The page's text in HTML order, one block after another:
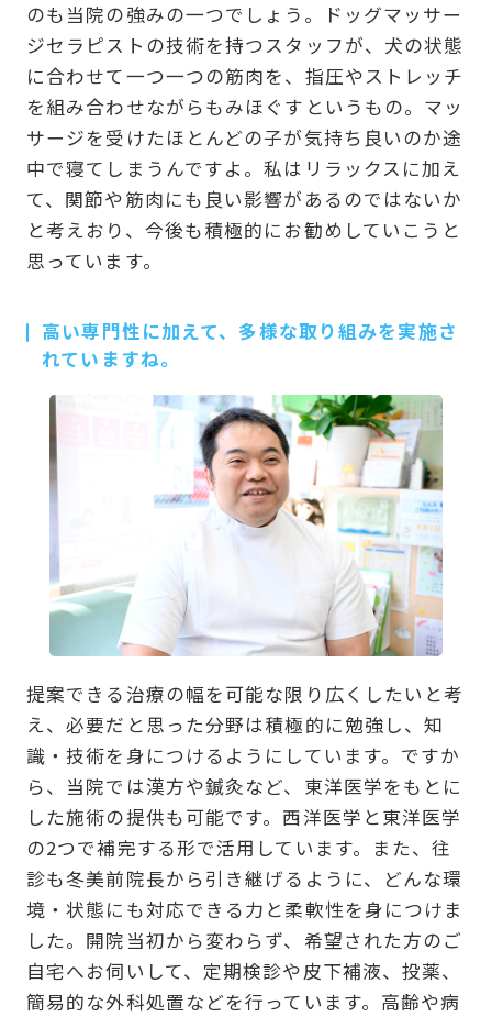
のも当院の強みの一つでしょう。ドッグマッサー
ジセラピストの技術を持つスタッフが、犬の状態
に合わせて一つ一つの筋肉を、指圧やストレッチ
を組み合わせながらもみほぐすというもの。マッ
サージを受けたほとんどの子が気持ち良いのか途
中で寝てしまうんですよ。私はリラックスに加え
て、関節や筋肉にも良い影響があるのではないか
と考えおり、今後も積極的にお勧めしていこうと
思っています。
高い専門性に加えて、多様な取り組みを実施さ
れていますね。
提案できる治療の幅を可能な限り広くしたいと考
え、必要だと思った分野は積極的に勉強し、知
識・技術を身につけるようにしています。ですか
ら、当院では漢方や鍼灸など、東洋医学をもとに
した施術の提供も可能です。西洋医学と東洋医学
の2つで補完する形で活用しています。また、往
診も冬美前院長から引き継げるように、どんな環
境・状態にも対応できる力と柔軟性を身につけま
した。開院当初から変わらず、希望された方のご
自宅へお伺いして、定期検診や皮下補液、投薬、
簡易的な外科処置などを行っています。高齢や病